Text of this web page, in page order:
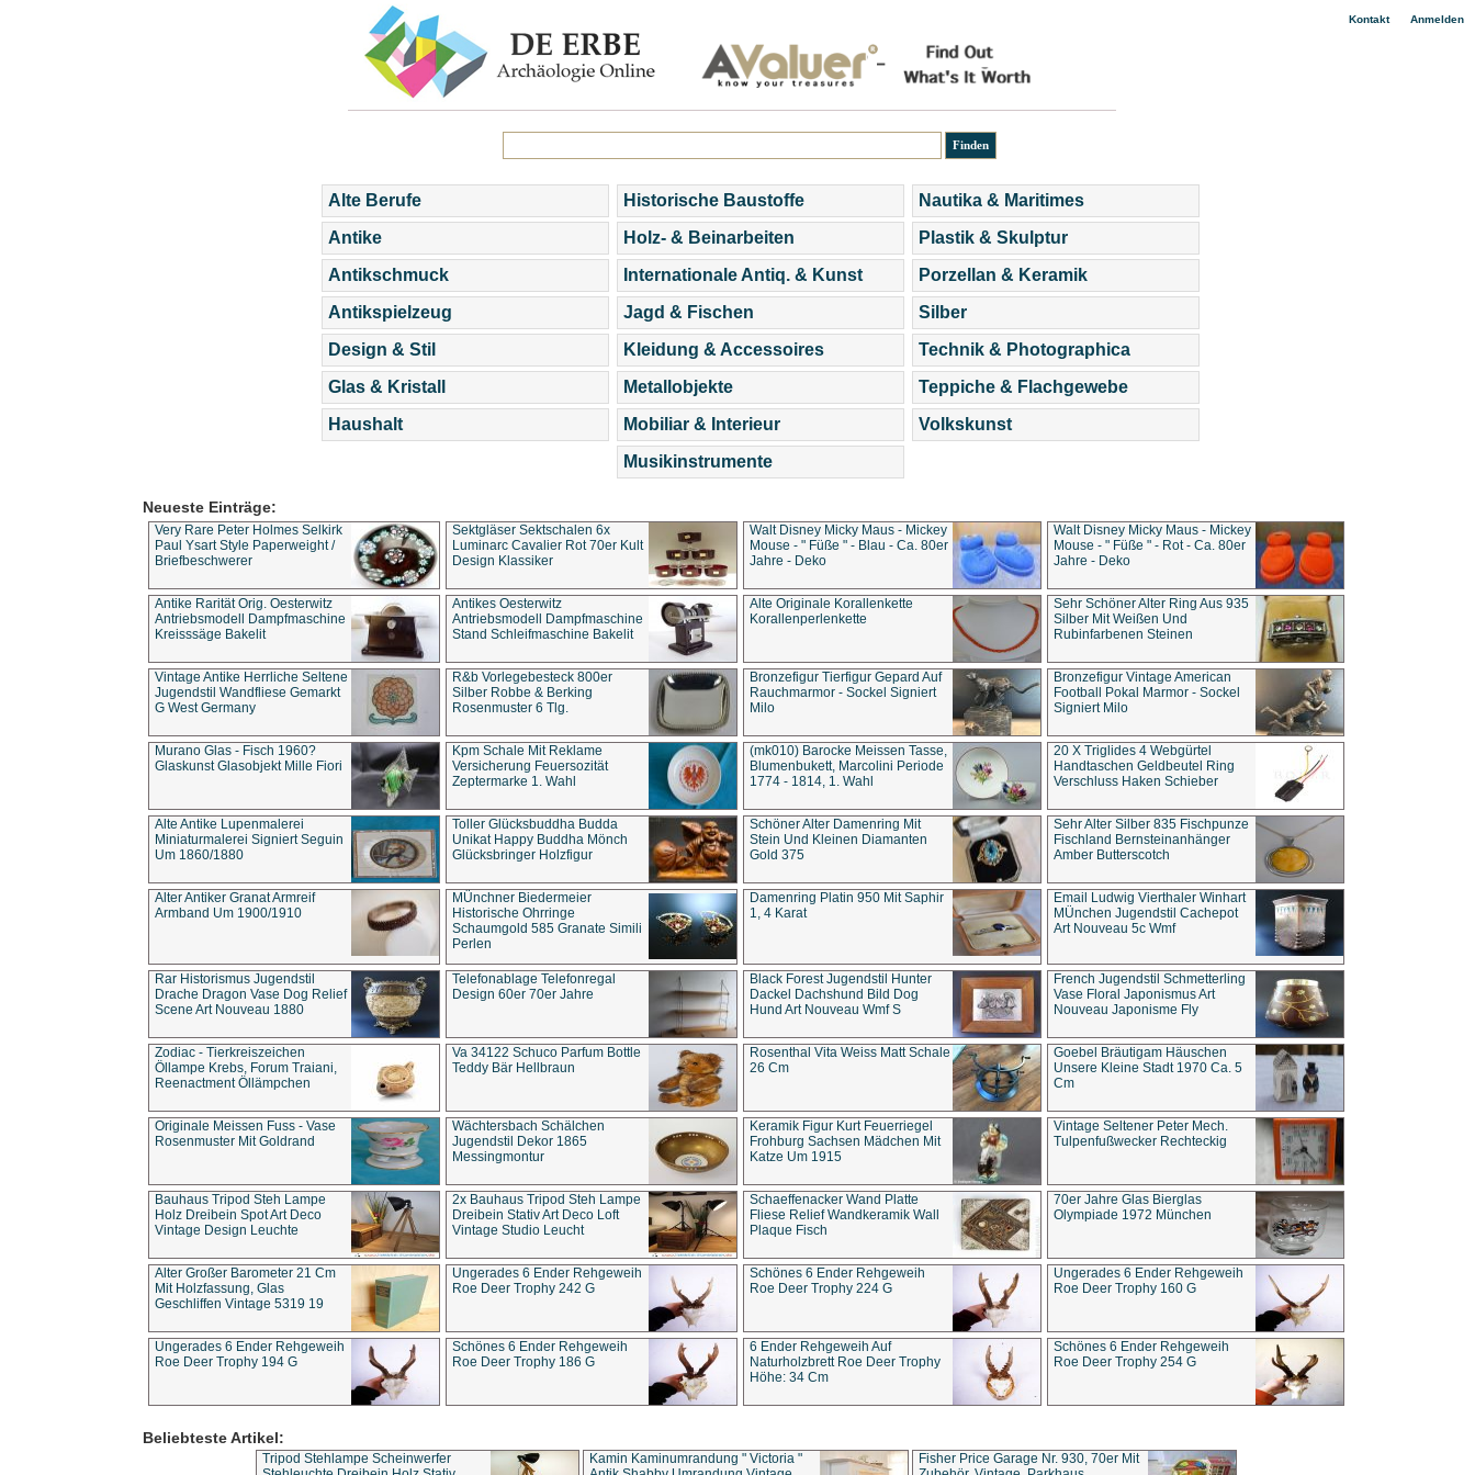
Kontakt| Anmelden
Alte Berufe
Antike
Antikschmuck
Antikspielzeug
Design & Stil
Glas & Kristall
Haushalt
Historische Baustoffe
Holz- & Beinarbeiten
Internationale Antiq. & Kunst
Jagd & Fischen
Kleidung & Accessoires
Metallobjekte
Mobiliar & Interieur
Musikinstrumente
Nautika & Maritimes
Plastik & Skulptur
Porzellan & Keramik
Silber
Technik & Photographica
Teppiche & Flachgewebe
Volkskunst
Neueste Einträge:
Very Rare Peter Holmes Selkirk
Paul Ysart Style Paperweight /
Briefbeschwerer
Sektgläser Sektschalen 6x
Luminarc Cavalier Rot 70er Kult
Design Klassiker
Walt Disney Micky Maus - Mickey
Mouse - " Füße " - Blau - Ca. 80er
Jahre - Deko
Walt Disney Micky Maus - Mickey
Mouse - " Füße " - Rot - Ca. 80er
Jahre - Deko
Antike Rarität Orig. Oesterwitz
Antriebsmodell Dampfmaschine
Kreisssäge Bakelit
Antikes Oesterwitz
Antriebsmodell Dampfmaschine
Stand Schleifmaschine Bakelit
Alte Originale Korallenkette
Korallenperlenkette
Sehr Schöner Alter Ring Aus 935
Silber Mit Weißen Und
Rubinfarbenen Steinen
Vintage Antike Herrliche Seltene
Jugendstil Wandfliese Gemarkt
G West Germany
R&b Vorlegebesteck 800er
Silber Robbe & Berking
Rosenmuster 6 Tlg.
Bronzefigur Tierfigur Gepard Auf
Rauchmarmor - Sockel Signiert
Milo
Bronzefigur Vintage American
Football Pokal Marmor - Sockel
Signiert Milo
Murano Glas - Fisch 1960?
Glaskunst Glasobjekt Mille Fiori
Kpm Schale Mit Reklame
Versicherung Feuersozität
Zeptermarke 1. Wahl
(mk010) Barocke Meissen Tasse,
Blumenbukett, Marcolini Periode
1774 - 1814, 1. Wahl
20 X Triglides 4 Webgürtel
Handtaschen Geldbeutel Ring
Verschluss Haken Schieber
Alte Antike Lupenmalerei
Miniaturmalerei Signiert Seguin
Um 1860/1880
Toller Glücksbuddha Budda
Unikat Happy Buddha Mönch
Glücksbringer Holzfigur
Schöner Alter Damenring Mit
Stein Und Kleinen Diamanten
Gold 375
Sehr Alter Silber 835 Fischpunze
Fischland Bernsteinanhänger
Amber Butterscotch
Alter Antiker Granat Armreif
Armband Um 1900/1910
MÜnchner Biedermeier
Historische Ohrringe
Schaumgold 585 Granate Simili
Perlen
Damenring Platin 950 Mit Saphir
1, 4 Karat
Email Ludwig Vierthaler Winhart
MÜnchen Jugendstil Cachepot
Art Nouveau 5c Wmf
Rar Historismus Jugendstil
Drache Dragon Vase Dog Relief
Scene Art Nouveau 1880
Telefonablage Telefonregal
Design 60er 70er Jahre
Black Forest Jugendstil Hunter
Dackel Dachshund Bild Dog
Hund Art Nouveau Wmf S
French Jugendstil Schmetterling
Vase Floral Japonismus Art
Nouveau Japonisme Fly
Zodiac - Tierkreiszeichen
Öllampe Krebs, Forum Traiani,
Reenactment Öllämpchen
Va 34122 Schuco Parfum Bottle
Teddy Bär Hellbraun
Rosenthal Vita Weiss Matt Schale
26 Cm
Goebel Bräutigam Häuschen
Unsere Kleine Stadt 1970 Ca. 5
Cm
Originale Meissen Fuss - Vase
Rosenmuster Mit Goldrand
Wächtersbach Schälchen
Jugendstil Dekor 1865
Messingmontur
Keramik Figur Kurt Feuerriegel
Frohburg Sachsen Mädchen Mit
Katze Um 1915
Vintage Seltener Peter Mech.
Tulpenfußwecker Rechteckig
Bauhaus Tripod Steh Lampe
Holz Dreibein Spot Art Deco
Vintage Design Leuchte
2x Bauhaus Tripod Steh Lampe
Dreibein Stativ Art Deco Loft
Vintage Studio Leucht
Schaeffenacker Wand Platte
Fliese Relief Wandkeramik Wall
Plaque Fisch
70er Jahre Glas Bierglas
Olympiade 1972 München
Alter Großer Barometer 21 Cm
Mit Holzfassung, Glas
Geschliffen Vintage 5319 19
Ungerades 6 Ender Rehgeweih
Roe Deer Trophy 242 G
Schönes 6 Ender Rehgeweih
Roe Deer Trophy 224 G
Ungerades 6 Ender Rehgeweih
Roe Deer Trophy 160 G
Ungerades 6 Ender Rehgeweih
Roe Deer Trophy 194 G
Schönes 6 Ender Rehgeweih
Roe Deer Trophy 186 G
6 Ender Rehgeweih Auf
Naturholzbrett Roe Deer Trophy
Höhe: 34 Cm
Schönes 6 Ender Rehgeweih
Roe Deer Trophy 254 G
Beliebteste Artikel:
Tripod Stehlampe Scheinwerfer
Kamin Kaminumrandung " Victoria "
Fisher Price Garage Nr. 930, 70er Mit